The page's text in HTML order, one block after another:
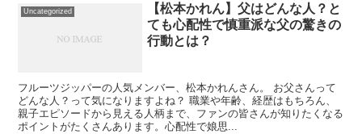
Uncategorized
【松本かれん】父はどんな人？と
ても心配性で慎重派な父の驚きの
行動とは？
フルーツジッパーの人気メンバー、松本かれんさん。 お父さんって
どんな人？って気になりますよね？ 職業や年齢、経歴はもちろん、
親子エピソードから見える人柄まで、ファンの皆さんが知りたくなる
ポイントがたくさんあります。心配性で娘思...